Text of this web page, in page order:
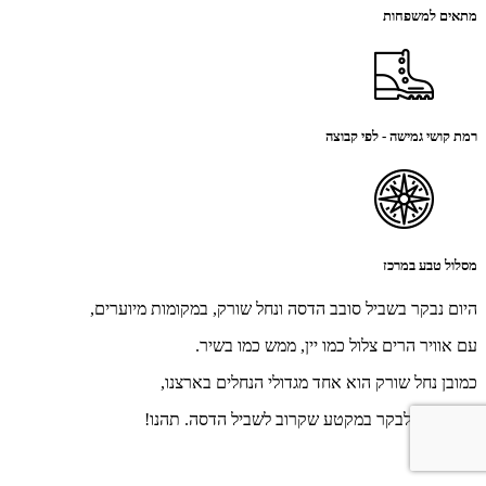
מתאים למשפחות
רמת קושי גמישה - לפי קבוצה
מסלול טבע במרכז
היום נבקר בשביל סובב הדסה ונחל שורק, במקומות מיוערים,
עם אוויר הרים צלול כמו יין, ממש כמו בשיר.
כמובן נחל שורק הוא אחד מגדולי הנחלים בארצנו,
אז בחרתי לבקר במקטע שקרוב לשביל הדסה. תהנו!